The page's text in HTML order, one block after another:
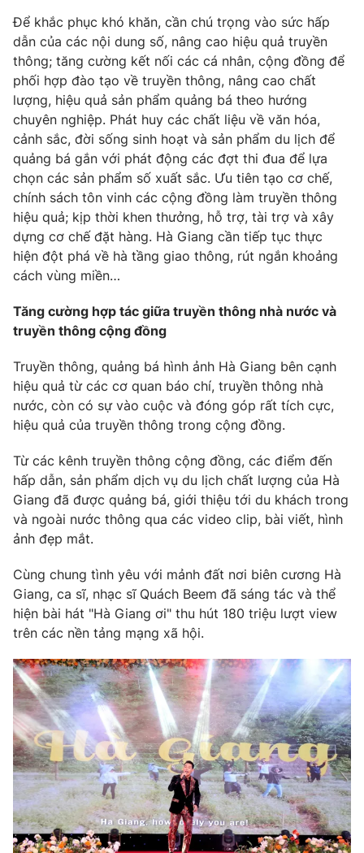
Để khắc phục khó khăn, cần chú trọng vào sức hấp
dẫn của các nội dung số, nâng cao hiệu quả truyền
thông; tăng cường kết nối các cá nhân, cộng đồng để
phối hợp đào tạo về truyền thông, nâng cao chất
lượng, hiệu quả sản phẩm quảng bá theo hướng
chuyên nghiệp. Phát huy các chất liệu về văn hóa,
cảnh sắc, đời sống sinh hoạt và sản phẩm du lịch để
quảng bá gắn với phát động các đợt thi đua để lựa
chọn các sản phẩm số xuất sắc. Ưu tiên tạo cơ chế,
chính sách tôn vinh các cộng đồng làm truyền thông
hiệu quả; kịp thời khen thưởng, hỗ trợ, tài trợ và xây
dựng cơ chế đặt hàng. Hà Giang cần tiếp tục thực
hiện đột phá về hà tầng giao thông, rút ngắn khoảng
cách vùng miền…
Tăng cường hợp tác giữa truyền thông nhà nước và
truyền thông cộng đồng
Truyền thông, quảng bá hình ảnh Hà Giang bên cạnh
hiệu quả từ các cơ quan báo chí, truyền thông nhà
nước, còn có sự vào cuộc và đóng góp rất tích cực,
hiệu quả của truyền thông trong cộng đồng.
Từ các kênh truyền thông cộng đồng, các điểm đến
hấp dẫn, sản phẩm dịch vụ du lịch chất lượng của Hà
Giang đã được quảng bá, giới thiệu tới du khách trong
và ngoài nước thông qua các video clip, bài viết, hình
ảnh đẹp mắt.
Cùng chung tình yêu với mảnh đất nơi biên cương Hà
Giang, ca sĩ, nhạc sĩ Quách Beem đã sáng tác và thể
hiện bài hát "Hà Giang ơi" thu hút 180 triệu lượt view
trên các nền tảng mạng xã hội.